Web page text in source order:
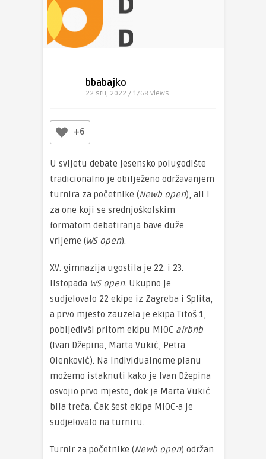
bbabajko
22 stu, 2022 / 1768 Views
+6
U svijetu debate jesensko polugodište
tradicionalno je obilježeno održavanjem
turnira za početnike (Newb open), ali i
za one koji se srednjoškolskim
formatom debatiranja bave duže
vrijeme (WS open).
XV. gimnazija ugostila je 22. i 23.
listopada WS open. Ukupno je
sudjelovalo 22 ekipe iz Zagreba i Splita,
a prvo mjesto zauzela je ekipa Titoš 1,
pobijedivši pritom ekipu MIOC airbnb
(Ivan Džepina, Marta Vukić, Petra
Olenković). Na individualnome planu
možemo istaknuti kako je Ivan Džepina
osvojio prvo mjesto, dok je Marta Vukić
bila treća. Čak šest ekipa MIOC-a je
sudjelovalo na turniru.
Turnir za početnike (Newb open) održan